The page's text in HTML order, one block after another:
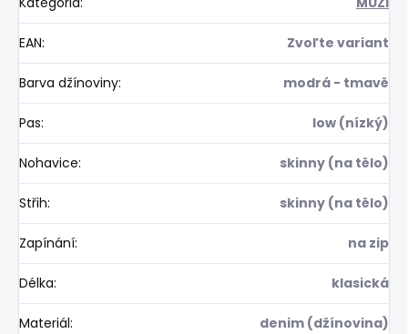
EAN: Zvoľte variant
Barva džínoviny: modrá - tmavě
Pas: low (nízký)
Nohavice: skinny (na tělo)
Střih: skinny (na tělo)
Zapínání: na zip
Délka: klasická
Materiál: denim (džínovina)